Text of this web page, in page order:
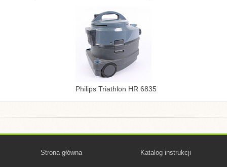
Philips Triathlon HR 6835
Strona główna Katalog instrukcji